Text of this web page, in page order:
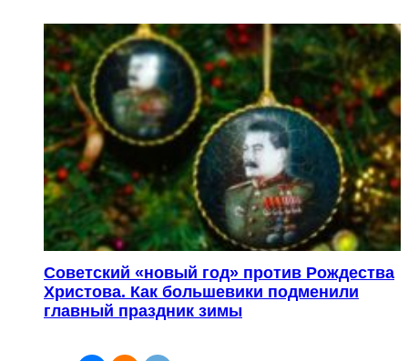
Советский «новый год» против Рождества
Христова. Как большевики подменили
главный праздник зимы